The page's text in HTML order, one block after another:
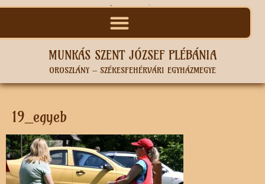
MUNKÁS SZENT JÓZSEF PLÉBÁNIA
OROSZLÁNY – SZÉKESFEHÉRVÁRI EGYHÁZMEGYE
19_egyeb